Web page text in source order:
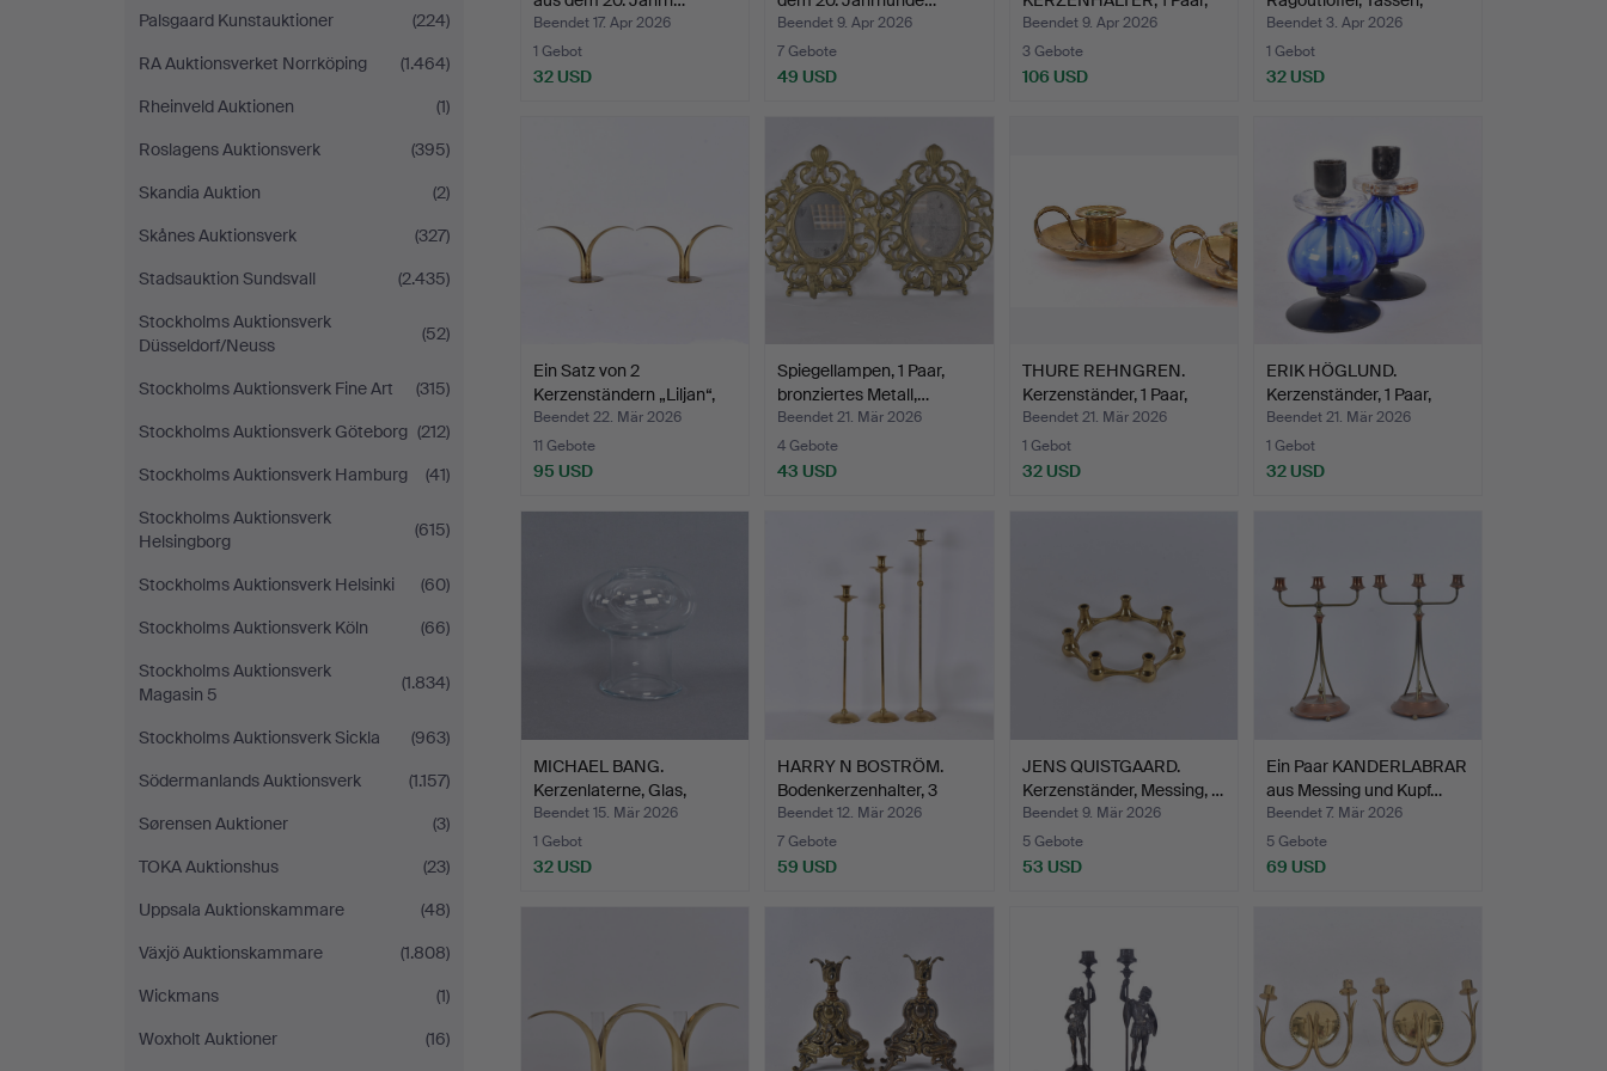
Palsgaard Kunstauktioner
(224)
RA Auktionsverket Norrköping
(1.464)
Rheinveld Auktionen
(1)
Roslagens Auktionsverk
(395)
Skandia Auktion
(2)
Skånes Auktionsverk
(327)
Stadsauktion Sundsvall
(2.435)
Stockholms Auktionsverk
Düsseldorf/Neuss
(52)
Stockholms Auktionsverk Fine Art
(315)
Stockholms Auktionsverk Göteborg (212)
Stockholms Auktionsverk Hamburg
(41)
Stockholms Auktionsverk
Helsingborg
(615)
Stockholms Auktionsverk Helsinki
(60)
Stockholms Auktionsverk Köln
(66)
Stockholms Auktionsverk
Magasin 5
(1.834)
Stockholms Auktionsverk Sickla
(963)
Södermanlands Auktionsverk
(1.157)
Sørensen Auktioner
(3)
TOKA Auktionshus
(23)
Uppsala Auktionskammare
(48)
Växjö Auktionskammare
(1.808)
Wickmans
(1)
Woxholt Auktioner
(16)
Beendet 17. Apr 2026
1 Gebot
32 USD
Beendet 9. Apr 2026
7 Gebote
49 USD
Messing, …
Beendet 9. Apr 2026
3 Gebote
106 USD
Wedevå…
Beendet 3. Apr 2026
1 Gebot
32 USD
Ein Satz von 2
Kerzenständern „Liljan“,
Iv…
Beendet 22. Mär 2026
11 Gebote
95 USD
Spiegellampen, 1 Paar,
bronziertes Metall,…
Beendet 21. Mär 2026
4 Gebote
43 USD
THURE REHNGREN.
Kerzenständer, 1 Paar,
Mes…
Beendet 21. Mär 2026
1 Gebot
32 USD
ERIK HÖGLUND.
Kerzenständer, 1 Paar,
Schmi…
Beendet 21. Mär 2026
1 Gebot
32 USD
MICHAEL BANG.
Kerzenlaterne, Glas,
„Romant…
Beendet 15. Mär 2026
1 Gebot
32 USD
HARRY N BOSTRÖM.
Bodenkerzenhalter, 3
Stüc…
Beendet 12. Mär 2026
7 Gebote
59 USD
JENS QUISTGAARD.
Kerzenständer, Messing, …
Beendet 9. Mär 2026
5 Gebote
53 USD
Ein Paar KANDERLABRAR
aus Messing und Kupf…
Beendet 7. Mär 2026
5 Gebote
69 USD